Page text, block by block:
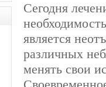
Сегодня
является
различных
менять свои